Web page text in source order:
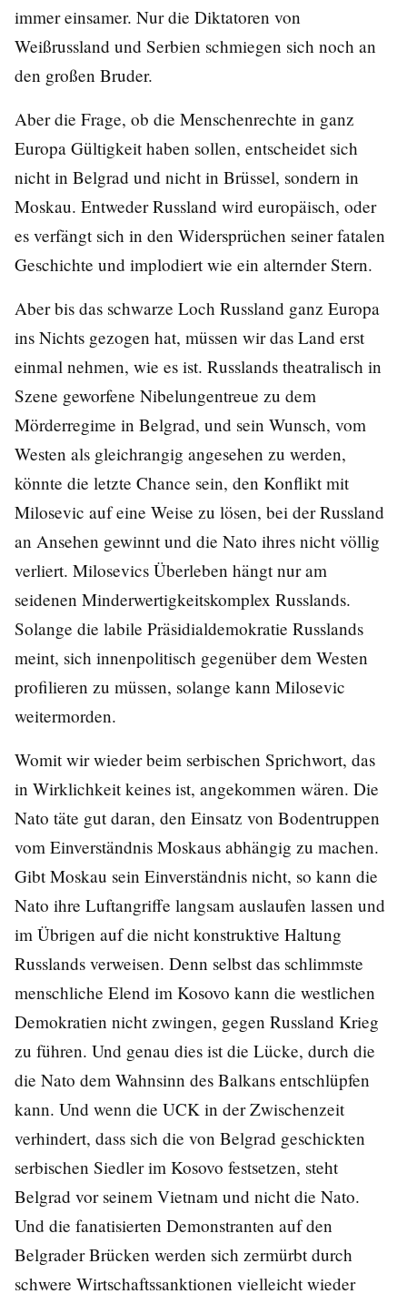
immer einsamer. Nur die Diktatoren von
Weißrussland und Serbien schmiegen sich noch an
den großen Bruder.
Aber die Frage, ob die Menschenrechte in ganz
Europa Gültigkeit haben sollen, entscheidet sich
nicht in Belgrad und nicht in Brüssel, sondern in
Moskau. Entweder Russland wird europäisch, oder
es verfängt sich in den Widersprüchen seiner fatalen
Geschichte und implodiert wie ein alternder Stern.
Aber bis das schwarze Loch Russland ganz Europa
ins Nichts gezogen hat, müssen wir das Land erst
einmal nehmen, wie es ist. Russlands theatralisch in
Szene geworfene Nibelungentreue zu dem
Mörderregime in Belgrad, und sein Wunsch, vom
Westen als gleichrangig angesehen zu werden,
könnte die letzte Chance sein, den Konflikt mit
Milosevic auf eine Weise zu lösen, bei der Russland
an Ansehen gewinnt und die Nato ihres nicht völlig
verliert. Milosevics Überleben hängt nur am
seidenen Minderwertigkeitskomplex Russlands.
Solange die labile Präsidialdemokratie Russlands
meint, sich innenpolitisch gegenüber dem Westen
profilieren zu müssen, solange kann Milosevic
weitermorden.
Womit wir wieder beim serbischen Sprichwort, das
in Wirklichkeit keines ist, angekommen wären. Die
Nato täte gut daran, den Einsatz von Bodentruppen
vom Einverständnis Moskaus abhängig zu machen.
Gibt Moskau sein Einverständnis nicht, so kann die
Nato ihre Luftangriffe langsam auslaufen lassen und
im Übrigen auf die nicht konstruktive Haltung
Russlands verweisen. Denn selbst das schlimmste
menschliche Elend im Kosovo kann die westlichen
Demokratien nicht zwingen, gegen Russland Krieg
zu führen. Und genau dies ist die Lücke, durch die
die Nato dem Wahnsinn des Balkans entschlüpfen
kann. Und wenn die UCK in der Zwischenzeit
verhindert, dass sich die von Belgrad geschickten
serbischen Siedler im Kosovo festsetzen, steht
Belgrad vor seinem Vietnam und nicht die Nato.
Und die fanatisierten Demonstranten auf den
Belgrader Brücken werden sich zermürbt durch
schwere Wirtschaftssanktionen vielleicht wieder